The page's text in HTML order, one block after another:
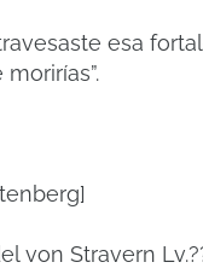
esa
von Stravern